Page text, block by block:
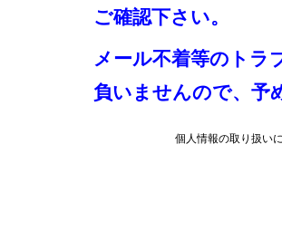
ご確認下さい。
メール不着等のトラ
負いませんので、予
個人情報の取り扱い